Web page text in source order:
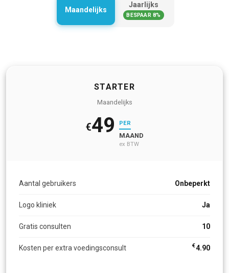
Maandelijks
Jaarlijks
BESPAAR 8%
STARTER
Maandelijks
€49 PER
MAAND
ex BTW
Aantal gebruikers Onbeperkt
Logo kliniek Ja
Gratis consulten 10
Kosten per extra voedingsconsult €4.90